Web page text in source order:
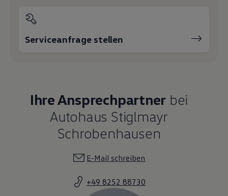
Serviceanfrage stellen
Ihre Ansprechpartner bei
Autohaus Stiglmayr
Schrobenhausen
E-Mail schreiben
+49 8252 88730